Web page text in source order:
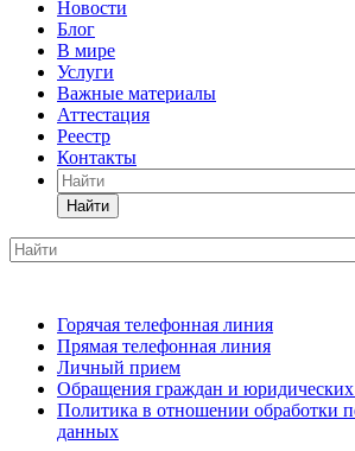
Новости
Блог
В мире
Услуги
Важные материалы
Аттестация
Реестр
Контакты
Найти
Горячая телефонная линия
Прямая телефонная линия
Личный прием
Обращения граждан и
Политика в отношении обработки
данных